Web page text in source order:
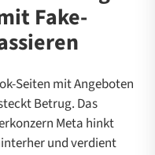
Fake-
Seiten mit Angeboten
Betrug. Das
Meta hinkt
und verdient